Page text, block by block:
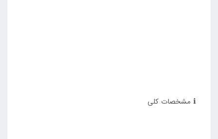
ℹ️ مشخصات کلی